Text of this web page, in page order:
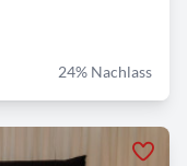
24% Nachlass